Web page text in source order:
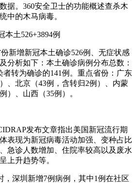
据。360安全卫士的功能概述查杀木
中的木马病毒。
本土526+3894例
份新增新冠本土确诊526例、无症状感
分析如下：本土确诊病例分布总数：
者转为确诊的141例。重点省份：广东
）、北京（43例，含转归2例）、内蒙
）、山西（35例）。
发布文章指出美国新冠流行期
表现为新冠病毒活动加强、变种占比
急诊人数增加、住院率较高以及废水
上升趋势等。
，深圳新增7例病例，其中1例在社区